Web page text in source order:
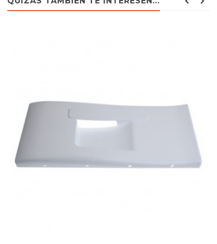
BAUKNECHT, 859990963720 GKN 19G3 A2+ IN
BAUKNECHT, GKN 19G3 A2+ IN
BAUKNECHT, GKN 19G3 A2+ WS
BAUKNECHT, GKN 19G3 WS 2
BAUKNECHT, GKN 19G3 WS 2 lavadora
BAUKNECHT, GKN 19G4S IN 2
BAUKNECHT, GKN ELITE 2
BAUKNECHT, GKN14420A